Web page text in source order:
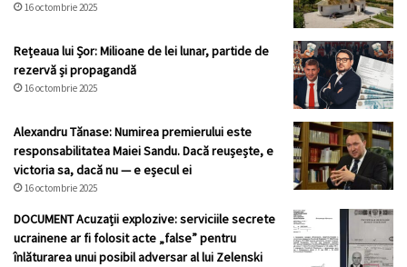
16 octombrie 2025
Rețeaua lui Șor: Milioane de lei lunar, partide de
rezervă și propagandă
16 octombrie 2025
Alexandru Tănase: Numirea premierului este
responsabilitatea Maiei Sandu. Dacă reușește, e
victoria sa, dacă nu — e eșecul ei
16 octombrie 2025
DOCUMENT Acuzații explozive: serviciile secrete
ucrainene ar fi folosit acte „false” pentru
înlăturarea unui posibil adversar al lui Zelenski